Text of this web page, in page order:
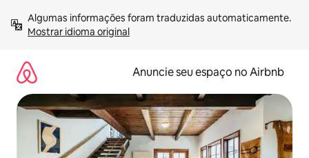
para
Mostrar idioma original
Anuncie seu espaço no Airbnb